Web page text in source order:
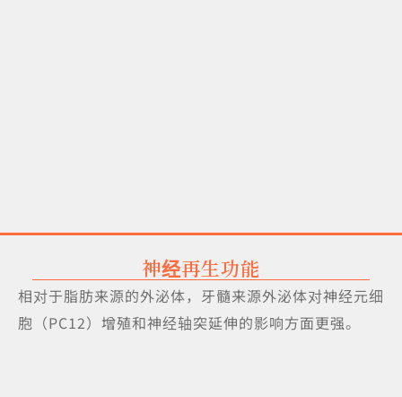
神经再生功能
相对于脂肪来源的外泌体，牙髓来源外泌体对神经元细
胞（PC12）增殖和神经轴突延伸的影响方面更强。